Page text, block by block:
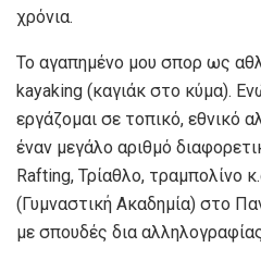
χρόνια.
Το αγαπημένο μου σπορ ως
kayaking (καγιάκ στο κύμα).
εργάζομαι σε τοπικό, εθνικό
έναν μεγάλο αριθμό
Rafting, Τρίαθλο, τραμπολίνο
(Γυμναστική Ακαδημία) στο
με σπουδές δια